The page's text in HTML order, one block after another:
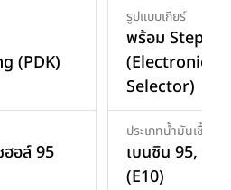
(PDK)
ฮอล์ 95
รูปแบบเกียร์
พร้อม
(Electronic
Selector)
ประเภทน้ำมันเชื้อเพ
เบนซิน 95,
(E10)